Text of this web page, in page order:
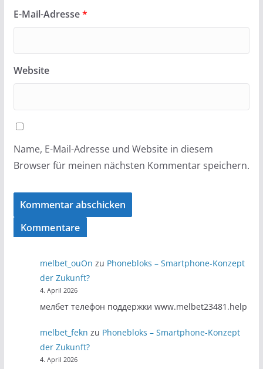
E-Mail-Adresse*
Website
Name, E-Mail-Adresse und Website in diesem
Browser für meinen nächsten Kommentar speichern.
Kommentare
melbet_ouOn zu Phonebloks – Smartphone-Konzept
der Zukunft?
4. April 2026
мелбет телефон поддержки www.melbet23481.help
melbet_fekn zu Phonebloks – Smartphone-Konzept
der Zukunft?
4. April 2026